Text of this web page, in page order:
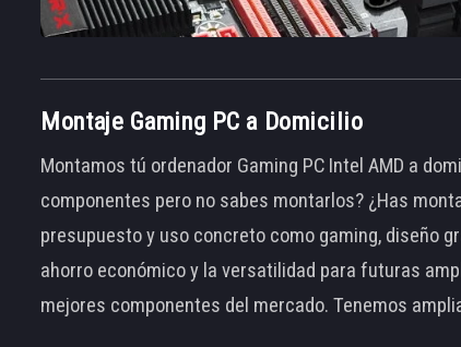
Montaje Gaming PC a Domicilio
Montamos tú ordenador Gaming PC Intel AMD a
componentes pero no sabes montarlos? ¿Has
presupuesto y uso concreto como gaming, diseño
ahorro económico y la versatilidad para futuras
mejores componentes del mercado. Tenemos